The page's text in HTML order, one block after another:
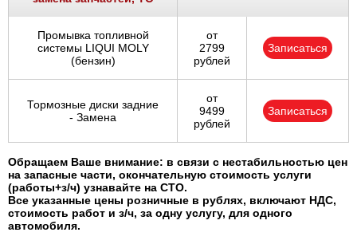
Промывка топливной
системы LIQUI MOLY
(бензин)
от
2799
рублей
Записаться
Тормозные диски задние
- Замена
от
9499
рублей
Записаться
Обращаем Ваше внимание: в связи с нестабильностью цен
на запасные части, окончательную стоимость услуги
(работы+з/ч) узнавайте на СТО.
Все указанные цены розничные в рублях, включают НДС,
стоимость работ и з/ч, за одну услугу, для одного
автомобиля.